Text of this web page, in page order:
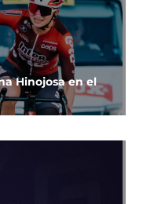
Hinojosa en el